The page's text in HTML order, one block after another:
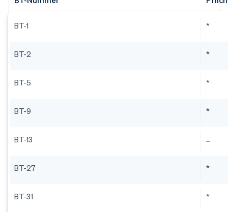
BT-1 *
BT-2 *
BT-5 *
BT-9 *
BT-13
BT-27 *
BT-31 *